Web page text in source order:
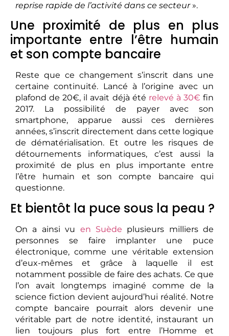
reprise rapide de l’activité dans ce secteur».
Une proximité de plus en plus
importante entre l’être humain
et son compte bancaire
Reste que ce changement s’inscrit dans une
certaine continuité. Lancé à l’origine avec un
plafond de 20€, il avait déjà été relevé à 30€ fin
2017. La possibilité de payer avec son
smartphone, apparue aussi ces dernières
années, s’inscrit directement dans cette logique
de dématérialisation. Et outre les risques de
détournements informatiques, c’est aussi la
proximité de plus en plus importante entre
l’être humain et son compte bancaire qui
questionne.
Et bientôt la puce sous la peau ?
On a ainsi vu en Suède plusieurs milliers de
personnes se faire implanter une puce
électronique, comme une véritable extension
d’eux-mêmes et grâce à laquelle il est
notamment possible de faire des achats. Ce que
l’on avait longtemps imaginé comme de la
science fiction devient aujourd’hui réalité. Notre
compte bancaire pourrait alors devenir une
véritable part de notre identité, instaurant un
lien toujours plus fort entre l’Homme et